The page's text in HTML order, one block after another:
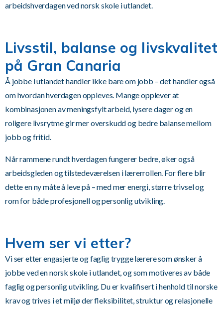
arbeidshverdagen ved norsk skole i utlandet.
Livsstil, balanse og livskvalitet
på Gran Canaria
Å jobbe i utlandet handler ikke bare om jobb – det handler også
om hvordan hverdagen oppleves. Mange opplever at
kombinasjonen av meningsfylt arbeid, lysere dager og en
roligere livsrytme gir mer overskudd og bedre balanse mellom
jobb og fritid.
Når rammene rundt hverdagen fungerer bedre, øker også
arbeidsgleden og tilstedeværelsen i lærerrollen. For flere blir
dette en ny måte å leve på – med mer energi, større trivsel og
rom for både profesjonell og personlig utvikling.
Hvem ser vi etter?
Vi ser etter engasjerte og faglig trygge lærere som ønsker å
jobbe ved en norsk skole i utlandet, og som motiveres av både
faglig og personlig utvikling. Du er kvalifisert i henhold til norske
krav og trives i et miljø der fleksibilitet, struktur og relasjonelle